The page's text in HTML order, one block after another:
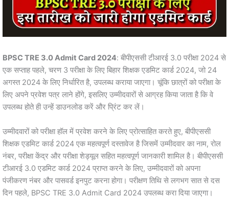
BPSC TRE 3.0 Admit Card 2024: बीपीएससी टीआरई 3.0 परीक्षा 2024 से
एक सप्ताह पहले, चरण 3 परीक्षा के लिए बिहार शिक्षक एडमिट कार्ड 2024, जो 24
अगस्त 2024 के लिए निर्धारित है, उपलब्ध कराया जाएगा। चूंकि छात्रों को परीक्षा के
लिए अपने प्रवेश पत्र लाने होंगे, इसलिए उम्मीदवारों से आग्रह किया जाता है कि वे
उपलब्ध होते ही उन्हें डाउनलोड करें और प्रिंट कर लें।
उम्मीदवारों को परीक्षा हॉल में प्रवेश करने के लिए प्रोत्साहित करते हुए, बीपीएससी
शिक्षक एडमिट कार्ड 2024 एक महत्वपूर्ण दस्तावेज है जिसमें उम्मीदवार का नाम, रोल
नंबर, परीक्षा केंद्र और परीक्षा शेड्यूल सहित महत्वपूर्ण जानकारी शामिल है। बीपीएससी
टीआरई 3.0 एडमिट कार्ड 2024 प्राप्त करने के लिए, उम्मीदवारों को अपना
पंजीकरण नंबर और पासवर्ड इनपुट करना होगा। परीक्षण तिथि से लगभग सात से दस
दिन पहले, BPSC TRE 3.0 Admit Card 2024 उपलब्ध करा दिया जाएगा।